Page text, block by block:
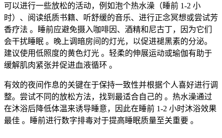
可以进行一些放松的活动，例如泡个热水澡（睡前 1-2 小
时）、阅读纸质书籍、听舒缓的音乐、进行正念冥想或尝试芳
香疗法 。睡前应避免摄入咖啡因、酒精和尼古丁，因为它们
会干扰睡眠 。晚上调暗房间的灯光，以促进褪黑素的分泌。
建议使用低照度的黄色灯光 。轻柔的伸展运动或瑜伽有助于
缓解肌肉紧张并促进血液循环 。
有效的夜间作息的关键在于保持一致性并根据个人喜好进行调
整。尝试不同的放松方法，找到最适合自己的 。热水澡通过
在沐浴后降低体温来诱导睡意，因此在睡前 1-2 小时沐浴效果
最佳 。睡前进行数字排毒对于提高睡眠质量至关重要 。